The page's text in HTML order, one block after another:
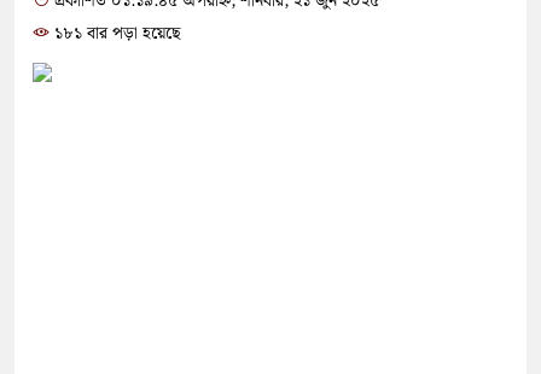
১৮১ বার পড়া হয়েছে